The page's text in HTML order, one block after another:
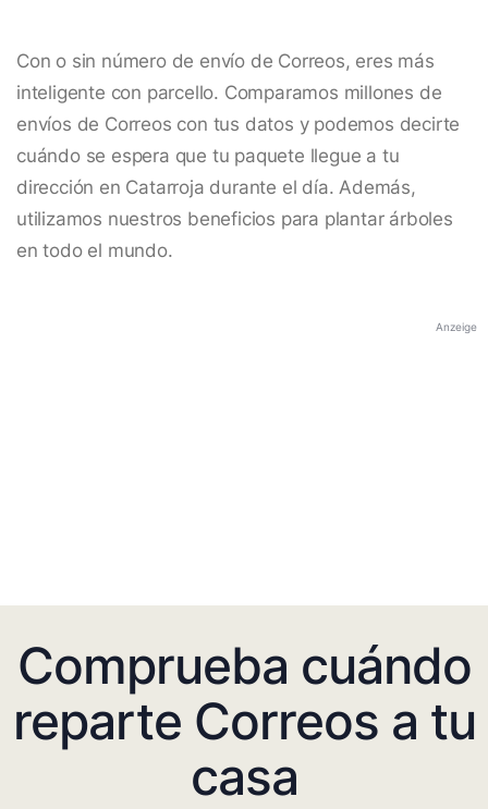
Con o sin número de envío de Correos, eres más
inteligente con parcello. Comparamos millones de
envíos de Correos con tus datos y podemos decirte
cuándo se espera que tu paquete llegue a tu
dirección en Catarroja durante el día. Además,
utilizamos nuestros beneficios para plantar árboles
en todo el mundo.
Anzeige
Comprueba cuándo
reparte Correos a tu
casa